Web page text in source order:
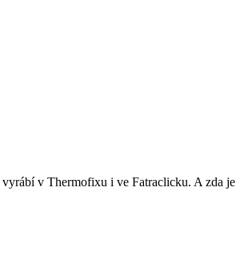
vyrábí v Thermofixu i ve Fatraclicku. A zda je